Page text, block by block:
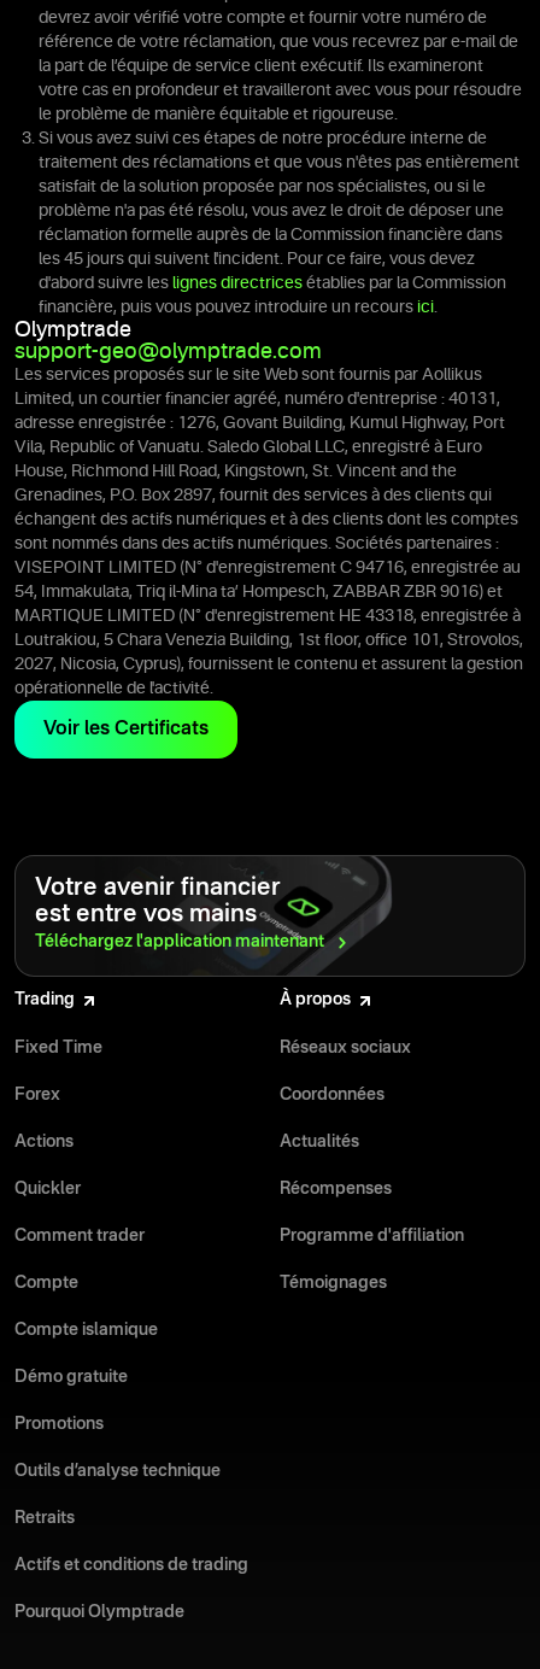
devrez avoir vérifié votre compte et fournir votre numéro de
référence de votre réclamation, que vous recevrez par e-mail de
la part de l’équipe de service client exécutif. Ils examineront
votre cas en profondeur et travailleront avec vous pour résoudre
le problème de manière équitable et rigoureuse.
Si vous avez suivi ces étapes de notre procédure interne de
traitement des réclamations et que vous n'êtes pas entièrement
satisfait de la solution proposée par nos spécialistes, ou si le
problème n'a pas été résolu, vous avez le droit de déposer une
réclamation formelle auprès de la Commission financière dans
les 45 jours qui suivent l'incident. Pour ce faire, vous devez
d'abord suivre les lignes directrices établies par la Commission
financière, puis vous pouvez introduire un recours ici.
Olymptrade
support-geo@olymptrade.com
Les services proposés sur le site Web sont fournis par Aollikus
Limited, un courtier financier agréé, numéro d'entreprise : 40131,
adresse enregistrée : 1276, Govant Building, Kumul Highway, Port
Vila, Republic of Vanuatu. Saledo Global LLC, enregistré à Euro
House, Richmond Hill Road, Kingstown, St. Vincent and the
Grenadines, P.O. Box 2897, fournit des services à des clients qui
échangent des actifs numériques et à des clients dont les comptes
sont nommés dans des actifs numériques. Sociétés partenaires :
VISEPOINT LIMITED (N° d'enregistrement C 94716, enregistrée au
54, Immakulata, Triq il-Mina ta’ Hompesch, ZABBAR ZBR 9016) et
MARTIQUE LIMITED (N° d'enregistrement HE 43318, enregistrée à
Loutrakiou, 5 Chara Venezia Building, 1st floor, office 101, Strovolos,
2027, Nicosia, Cyprus), fournissent le contenu et assurent la gestion
opérationnelle de l'activité.
Voir les Certificats
Votre avenir financier
est entre vos mains
Téléchargez l'applicationmaintenant
Trading
Fixed Time
Forex
Actions
Quickler
Comment trader
Compte
Compte islamique
Démo gratuite
Promotions
Outils d’analyse technique
Retraits
Actifs et conditions de trading
Pourquoi Olymptrade
À propos
Réseaux sociaux
Coordonnées
Actualités
Récompenses
Programme d'affiliation
Témoignages